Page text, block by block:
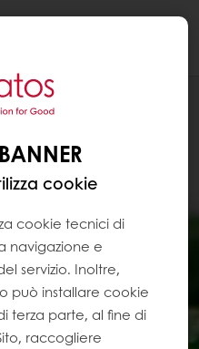
cookie
cookie tecnici di
navigazione e
servizio. Inoltre,
può installare cookie
terza parte, al fine di
raccogliere